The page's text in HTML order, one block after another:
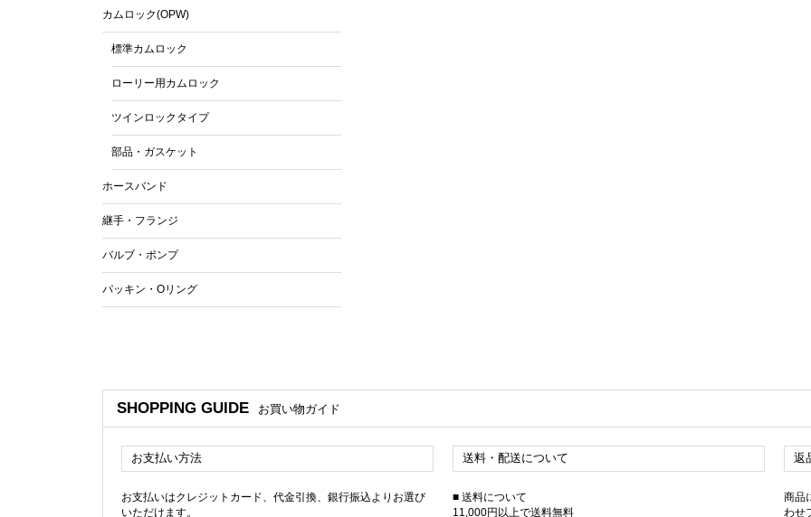
カムロック(OPW)
標準カムロック
ローリー用カムロック
ツインロックタイプ
部品・ガスケット
ホースバンド
継手・フランジ
バルブ・ポンプ
パッキン・Oリング
SHOPPING GUIDE お買い物ガイド
お支払い方法
お支払いはクレジットカード、代金引換、銀行振込よりお選び
いただけます。
送料・配送について
■ 送料について
11,000円以上で送料無料
返
商品
わせ